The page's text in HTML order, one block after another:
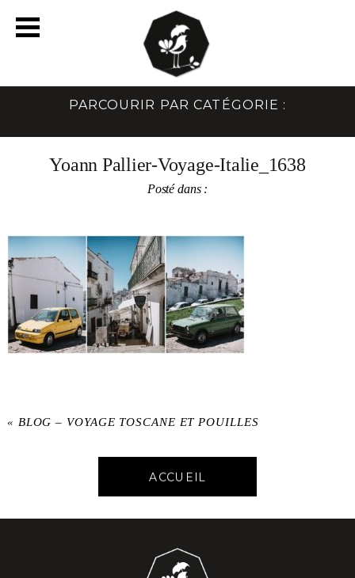
PARCOURIR PAR CATÉGORIE :
Yoann Pallier-Voyage-Italie_1638
Posté dans :
« BLOG – VOYAGE TOSCANE ET POUILLES
ACCUEIL